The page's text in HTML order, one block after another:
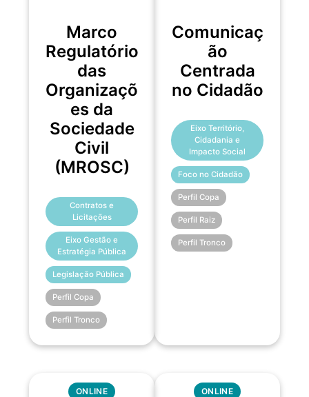
Marco
Regulatório
das
Organizaçõ
es da
Sociedade
Civil
(MROSC)
Contratos e
Licitações
Eixo Gestão e
Estratégia Pública
Legislação Pública
Perfil Copa
Perfil Tronco
Comunicaç
ão
Centrada
no Cidadão
Eixo Território,
Cidadania e
Impacto Social
Foco no Cidadão
Perfil Copa
Perfil Raiz
Perfil Tronco
ONLINE ONLINE